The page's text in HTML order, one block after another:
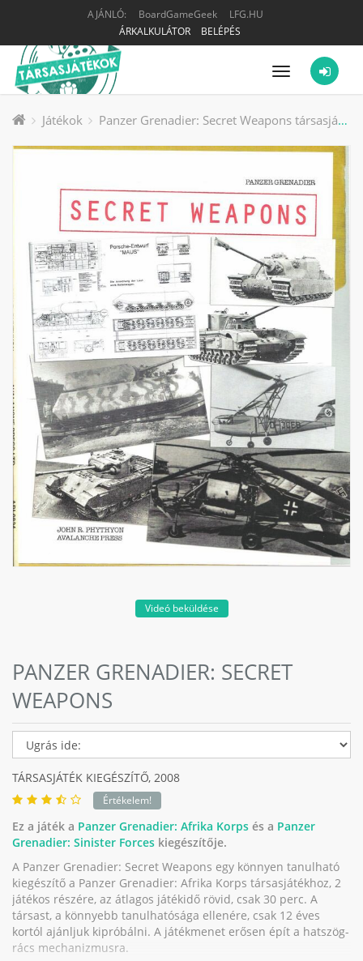
AJÁNLÓ: BoardGameGeek
LFG.HU
ÁRKALKULÁTOR
BELÉPÉS
Menü
Játékok Panzer Grenadier: Secret Weapons társasjáték kiegészítő
Videó beküldése
PANZER GRENADIER: SECRET
WEAPONS
TÁRSASJÁTÉK KIEGÉSZÍTŐ, 2008
Értékelem!
Ez a játék a Panzer Grenadier: Afrika Korps és a Panzer
Grenadier: Sinister Forces kiegészítője.
A Panzer Grenadier: Secret Weapons egy könnyen tanulható
kiegészítő a Panzer Grenadier: Afrika Korps társasjátékhoz, 2
játékos részére, az átlagos játékidő rövid, csak 30 perc. A
társast, a könnyebb tanulhatósága ellenére, csak 12 éves
kortól ajánljuk kipróbálni. A játékmenet erősen épít a hatszög-
rács mechanizmusra.